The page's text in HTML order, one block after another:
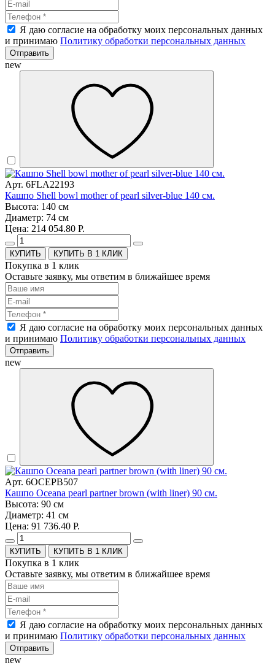
Я даю согласие на обработку моих персональных данных
и принимаю Политику обработки персональных данных
Отправить
new
Арт. 6FLA22193
Кашпо Shell bowl mother of pearl silver-blue 140 см.
Высота: 140 см
Диаметр: 74 см
Цена: 214 054.80 Р.
КУПИТЬ В 1 КЛИК
Покупка в 1 клик
Оставьте заявку, мы ответим в ближайшее время
Я даю согласие на обработку моих персональных данных
и принимаю Политику обработки персональных данных
Отправить
new
Арт. 6OCEPB507
Кашпо Oceana pearl partner brown (with liner) 90 см.
Высота: 90 см
Диаметр: 41 см
Цена: 91 736.40 Р.
КУПИТЬ В 1 КЛИК
Покупка в 1 клик
Оставьте заявку, мы ответим в ближайшее время
Я даю согласие на обработку моих персональных данных
и принимаю Политику обработки персональных данных
Отправить
new